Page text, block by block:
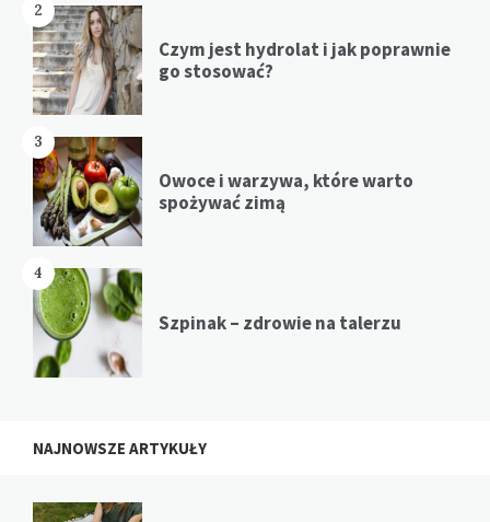
2
Czym jest hydrolat i jak poprawnie
go stosować?
3
Owoce i warzywa, które warto
spożywać zimą
4
Szpinak – zdrowie na talerzu
NAJNOWSZE ARTYKUŁY